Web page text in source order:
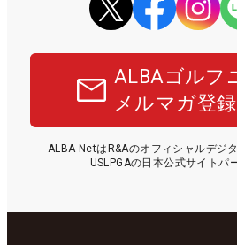
ALBAゴルフ
メルマガ登
ALBA NetはR&Aのオフィシャルデジ
USLPGAの日本公式サイトパ